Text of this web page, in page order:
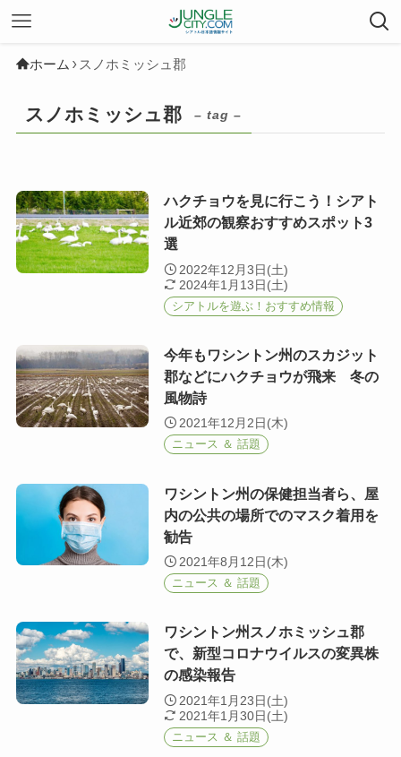
ホーム スノホミッシュ郡
スノホミッシュ郡 – tag –
ハクチョウを見に行こう！シアト
ル近郊の観察おすすめスポット3
選
2022年12月3日(土)
2024年1月13日(土)
シアトルを遊ぶ！おすすめ情報
今年もワシントン州のスカジット
郡などにハクチョウが飛来 冬の
風物詩
2021年12月2日(木)
ニュース ＆ 話題
ワシントン州の保健担当者ら、屋
内の公共の場所でのマスク着用を
勧告
2021年8月12日(木)
ニュース ＆ 話題
ワシントン州スノホミッシュ郡
で、新型コロナウイルスの変異株
の感染報告
2021年1月23日(土)
2021年1月30日(土)
ニュース ＆ 話題